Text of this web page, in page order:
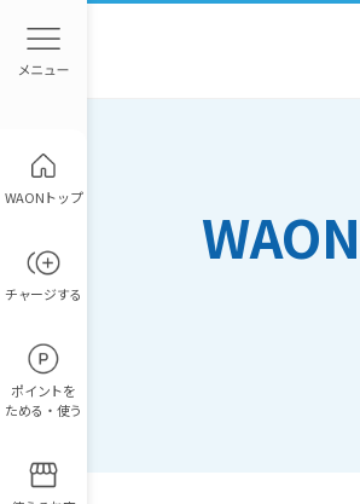
WAONトップ
チャージする
ポイントを
ためる・使う